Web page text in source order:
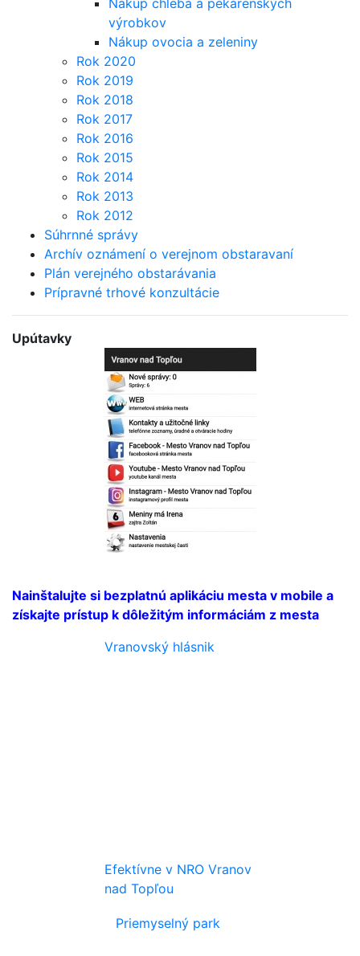
Nákup chleba a pekárenských
výrobkov
Nákup ovocia a zeleniny
Rok 2020
Rok 2019
Rok 2018
Rok 2017
Rok 2016
Rok 2015
Rok 2014
Rok 2013
Rok 2012
Súhrnné správy
Archív oznámení o verejnom obstaravaní
Plán verejného obstarávania
Prípravné trhové konzultácie
Upútavky
Bezplatná aplikácia
mesta
Nainštalujte si bezplatnú aplikáciu mesta v mobile a
získajte prístup k dôležitým informáciám z mesta
Vranovský hlásnik
Efektívne v NRO Vranov
nad Topľou
Priemyselný park